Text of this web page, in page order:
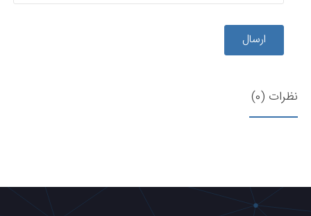
ارسال
نظرات (0)